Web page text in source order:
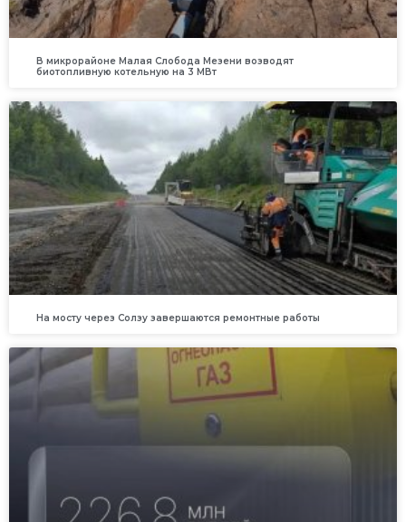
В микрорайоне Малая Слобода Мезени возводят
биотопливную котельную на 3 МВт
На мосту через Солзу завершаются ремонтные работы